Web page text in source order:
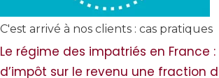
C'est arrivé à nos clients : cas pratiques
Le régime des impatriés en France
d’impôt sur le revenu une fraction